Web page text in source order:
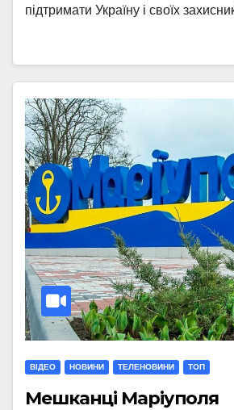
підтримати Україну і своїх
ВІДЕО НОВИНИ ТЕЛЕНОВИНИ ТОП
Мешканці Маріуполя